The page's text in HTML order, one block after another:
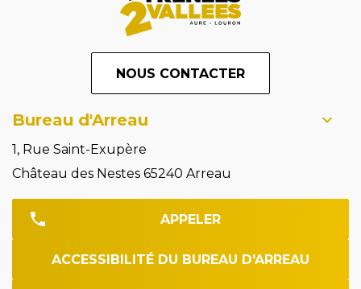
NOUS CONTACTER
Bureau d'Arreau
1, Rue Saint-Exupère
Château des Nestes 65240 Arreau
APPELER
ACCESSIBILITÉ DU BUREAU D'ARREAU